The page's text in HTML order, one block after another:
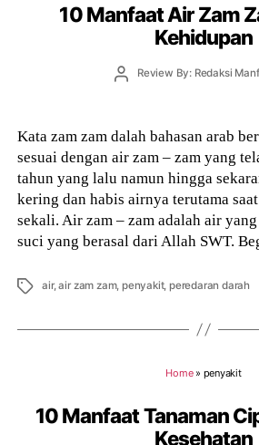
10 Manfaat Air Zam
Kehidupan
PostReview By: Redaksi
Kata zam zam dalah bahasan arab
sesuai dengan air zam – zam yang
tahun yang lalu namun hingga
kering dan habis airnya terutama
sekali. Air zam – zam adalah air
suci yang berasal dari Allah SWT.
Tags air,air zam zam, penyakit, peredaran darah
Home» penyakit
10 Manfaat Tanaman
Kesehatan